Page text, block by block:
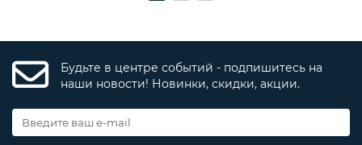
Будьте в центре событий - подпишитесь на
наши новости! Новинки, скидки, акции.